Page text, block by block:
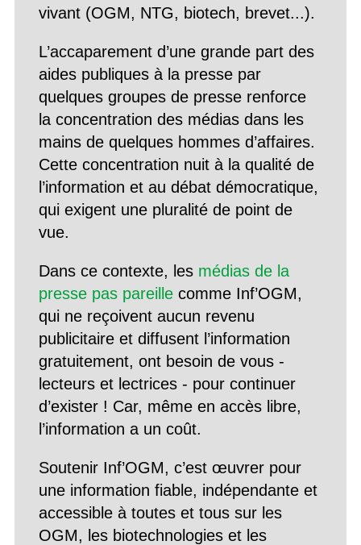
vivant (OGM, NTG, biotech, brevet...).
L’accaparement d’une grande part des
aides publiques à la presse par
quelques groupes de presse renforce
la concentration des médias dans les
mains de quelques hommes d’affaires.
Cette concentration nuit à la qualité de
l’information et au débat démocratique,
qui exigent une pluralité de point de
vue.
Dans ce contexte, les médias de la
presse pas pareillecomme Inf’OGM,
qui ne reçoivent aucun revenu
publicitaire et diffusent l’information
gratuitement, ont besoin de vous -
lecteurs et lectrices - pour continuer
d’exister ! Car, même en accès libre,
l’information a un coût.
Soutenir Inf’OGM, c’est œuvrer pour
une information fiable, indépendante et
accessible à toutes et tous sur les
OGM, les biotechnologies et les